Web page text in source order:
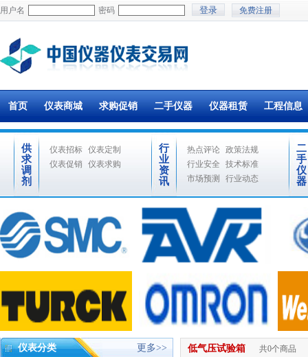
用户名 密码 免费注册
首页 仪表商城 求购促销 二手仪器 仪器租赁 工程信息
供
求
调
剂
仪表招标 仪表定制
仪表促销
仪表求购
行
业
资
讯
热点评论 政策法规
行业安全
技术标准
市场预测
行业动态
二
手
仪
器
仪表分类 更多>> 低气压试验箱 共0个商品